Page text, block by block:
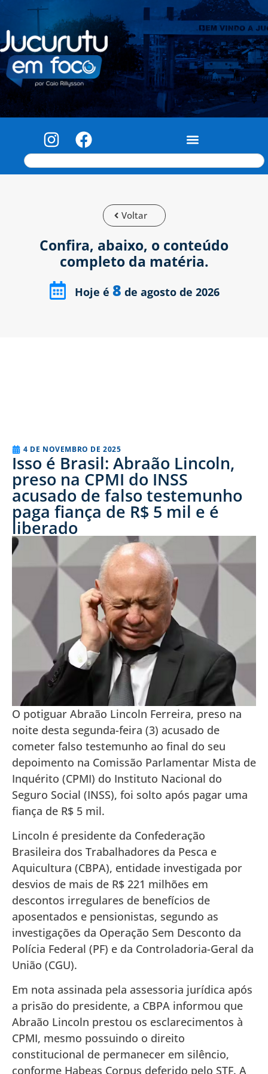
Voltar
Confira, abaixo, o conteúdo
completo da matéria.
Hoje é 8 de agosto de 2026
4 DE NOVEMBRO DE 2025
Isso é Brasil: Abraão Lincoln,
preso na CPMI do INSS
acusado de falso testemunho
paga fiança de R$ 5 mil e é
liberado
O potiguar Abraão Lincoln Ferreira, preso na
noite desta segunda-feira (3) acusado de
cometer falso testemunho ao final do seu
depoimento na Comissão Parlamentar Mista de
Inquérito (CPMI) do Instituto Nacional do
Seguro Social (INSS), foi solto após pagar uma
fiança de R$ 5 mil.
Lincoln é presidente da Confederação
Brasileira dos Trabalhadores da Pesca e
Aquicultura (CBPA), entidade investigada por
desvios de mais de R$ 221 milhões em
descontos irregulares de benefícios de
aposentados e pensionistas, segundo as
investigações da Operação Sem Desconto da
Polícia Federal (PF) e da Controladoria-Geral da
União (CGU).
Em nota assinada pela assessoria jurídica após
a prisão do presidente, a CBPA informou que
Abraão Lincoln prestou os esclarecimentos à
CPMI, mesmo possuindo o direito
constitucional de permanecer em silêncio,
conforme Habeas Corpus deferido pelo STF. A